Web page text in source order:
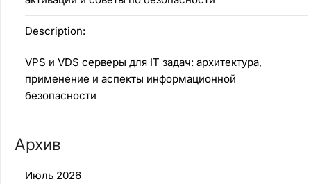
Description:
VPS и VDS серверы для IT задач: архитектура,
применение и аспекты информационной
безопасности
Архив
Июль 2026